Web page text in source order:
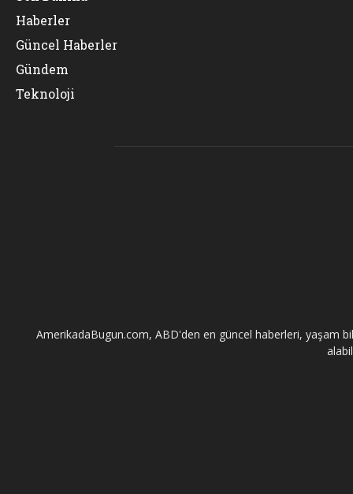
Haberler
Güncel Haberler
Gündem
Teknoloji
AmerikadaBugun.com, ABD'den en güncel haberleri, yaşam